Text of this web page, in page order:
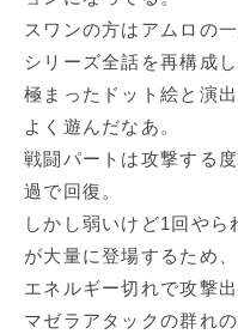
スワンの方はアムロの
シリーズ全話を再構成し
極まったドット絵と演
よく遊んだなあ。
戦闘パートは攻撃する
過で回復。
しかし弱いけど1回や
が大量に登場するため、
エネルギー切れで攻撃
マゼラアタックの群れ